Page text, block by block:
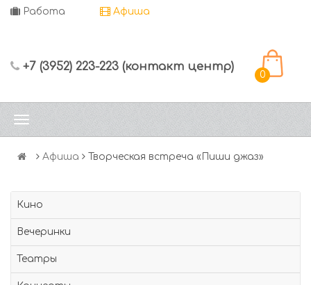
Работа
Афиша
+7 (3952) 223-223 (контакт центр)
0
Афиша Творческая встреча «Пиши джаз»
Кино
Вечеринки
Театры